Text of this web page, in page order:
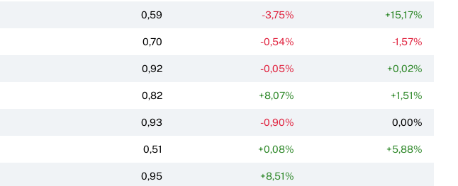
0,59 -3,75% +15,17%
0,70 -0,54% -1,57%
0,92 -0,05% +0,02%
0,82 +8,07% +1,51%
0,93 -0,90% 0,00%
0,51 +0,08% +5,88%
0,95 +8,51%